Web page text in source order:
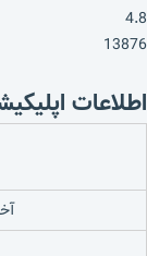
4.8
13876
اطلاعات